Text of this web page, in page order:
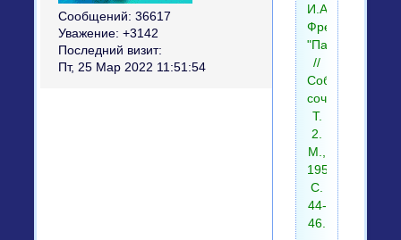
Сообщений: 36617
Уважение: +3142
Последний визит:
Пт, 25 Мар 2022 11:51:54
И.А.
Фрегат
"Паллада"
//
Собрание
сочинений.
Т.
2.
М.,
1959.
С.
44-
46.